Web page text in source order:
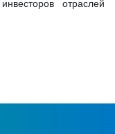
отраслей